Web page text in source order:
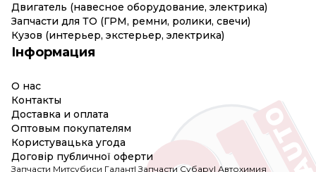
Двигатель (навесное оборудование, электрика)
Запчасти для ТО (ГРМ, ремни, ролики, свечи)
Кузов (интерьер, экстерьер, электрика)
Інформация
О нас
Контакты
Доставка и оплата
Оптовым покупателям
Користувацька угода
Договір публичної оферти
Запчасти Митсубиси Галант|Запчасти Субару| Автохимия